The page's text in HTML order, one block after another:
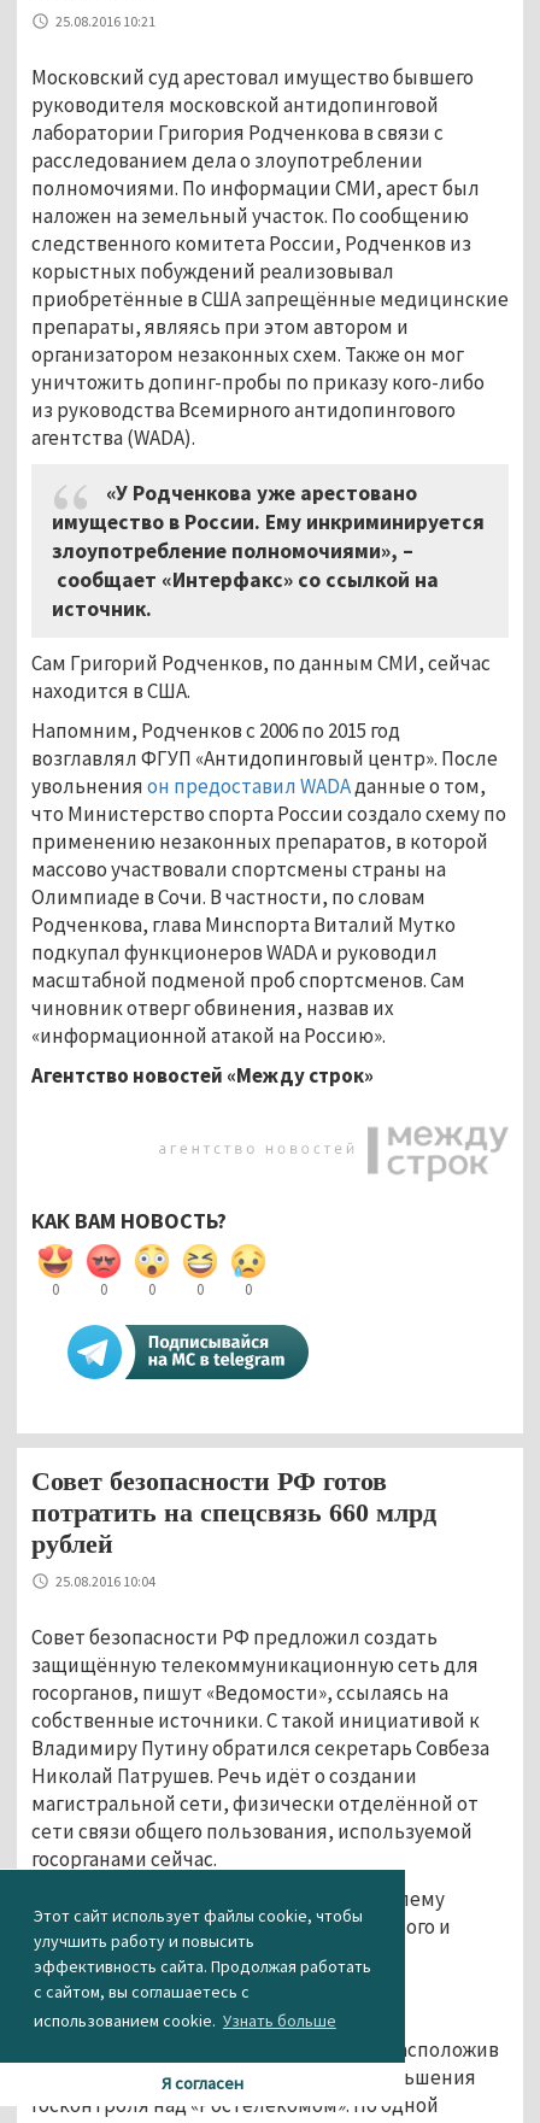
Этот сайт использует файлы cookie, чтобы
улучшить работу и повысить
эффективность сайта. Продолжая работать
с сайтом, вы соглашаетесь с
использованием cookie. Узнать больше
Я согласен
25.08.2016 10:21
Московский суд арестовал имущество бывшего
руководителя московской антидопинговой
лаборатории Григория Родченкова в связи с
расследованием дела о злоупотреблении
полномочиями. По информации СМИ, арест был
наложен на земельный участок. По сообщению
следственного комитета России, Родченков из
корыстных побуждений реализовывал
приобретённые в США запрещённые медицинские
препараты, являясь при этом автором и
организатором незаконных схем. Также он мог
уничтожить допинг-пробы по приказу кого-либо
из руководства Всемирного антидопингового
агентства (WADA).
«У Родченкова уже арестовано
имущество в России. Ему инкриминируется
злоупотребление полномочиями», –
сообщает «Интерфакс» со ссылкой на
источник.
Сам Григорий Родченков, по данным СМИ, сейчас
находится в США.
Напомним, Родченков с 2006 по 2015 год
возглавлял ФГУП «Антидопинговый центр». После
увольненияон предоставил WADAданные о том,
что Министерство спорта России создало схему по
применению незаконных препаратов, в которой
массово участвовали спортсмены страны на
Олимпиаде в Сочи. В частности, по словам
Родченкова, глава Минспорта Виталий Мутко
подкупал функционеров WADA и руководил
масштабной подменой проб спортсменов. Сам
чиновник отверг обвинения, назвав их
«информационной атакой на Россию».
Агентство новостей «Между строк»
КАК ВАМ НОВОСТЬ?
0 0 0 0 0
Совет безопасности РФ готов
потратить на спецсвязь 660 млрд
рублей
25.08.2016 10:04
Совет безопасности РФ предложил создать
защищённую телекоммуникационную сеть для
госорганов, пишут «Ведомости», ссылаясь на
собственные источники. С такой инициативой к
Владимиру Путину обратился секретарь Совбеза
Николай Патрушев. Речь идёт о создании
магистральной сети, физически отделённой от
сети связи общего пользования, используемой
госорганами сейчас.
По мнению Патрушева, это решит проблему
надёжного и устойчивого государственного и
военного управления. Оператором
интегрированной сети связи Патрушев
предлагает назначить «Ростелеком».
Ведомство предлагает три сценария, расположив
их по принципу убывания затрат и уменьшения
госконтроля над «Ростелекомом». По одной